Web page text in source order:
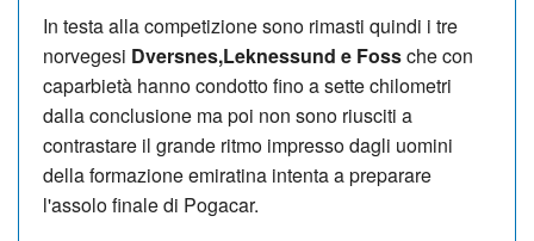
In testa alla competizione sono rimasti quindi i tre
norvegesi Dversnes,Leknessund e Fossche con
caparbietà hanno condotto fino a sette chilometri
dalla conclusione ma poi non sono riusciti a
contrastare il grande ritmo impresso dagli uomini
della formazione emiratina intenta a preparare
l'assolo finale di Pogacar.